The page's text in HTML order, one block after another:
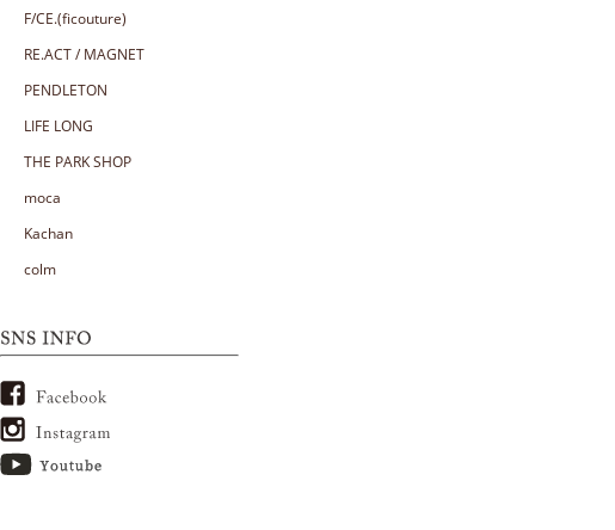
F/CE.(ficouture)
RE.ACT / MAGNET
PENDLETON
LIFE LONG
THE PARK SHOP
moca
Kachan
colm